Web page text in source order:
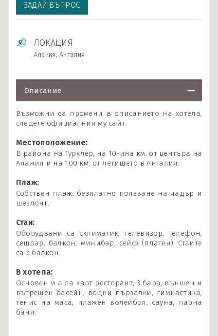
Ла Манш
Около Европа - позиционни круизи
Средиземно море
Индивидуални круизи
ЗАДАЙ ВЪПРОС
ЛОКАЦИЯ
Алания, Анталия
Описание
Възможни са промени в описанието на хотела,
следете официалния му сайт.
Местоположение:
В района на Турклер, на 10-ина км. от центъра на
Алания и на 100 км. от летището в Анталия.
Плаж:
Собствен плаж, безплатно ползване на чадър и
шезлонг.
Стаи:
Оборудвани са склиматик, телевизор, телефон,
сешоар, балкон, минибар, сейф (платен). Стаите
са с балкон.
В хотела:
Основен и а ла карт ресторант, 3 бара, външен и
вътрешен басейн, водни пързалки, гимнастика,
тенис на маса, плажен волейбол, сауна, парна
баня.